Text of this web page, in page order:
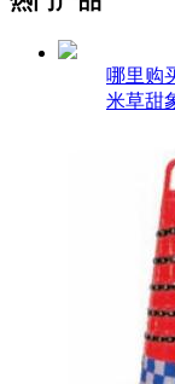
哪里购
米草甜